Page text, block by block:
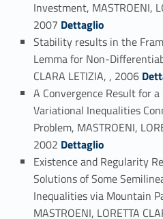
Investment, MASTROENI,
2007 Link identifier #identifier_person_67907-42
Dettaglio
Stability results in the
Lemma for Non-
CLARA LETIZIA, , 2006 Link identifier #identifier_person_170892-43
A Convergence Result for
Variational Inequalities
Problem, MASTROENI,
2002 Link identifier #identifier_person_24887-44
Dettaglio
Existence and Regularity
Solutions of Some
Inequalities via Mountain
MASTROENI, LORETTA